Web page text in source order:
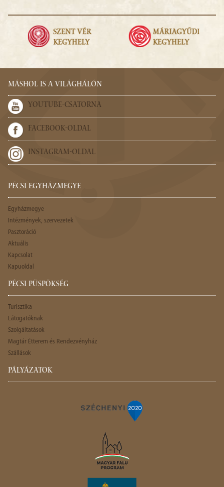
MÁSHOL IS A VILÁGHÁLÓN
YOUTUBE-CSATORNA
FACEBOOK-OLDAL
INSTAGRAM-OLDAL
PÉCSI EGYHÁZMEGYE
Egyházmegye
Intézmények, szervezetek
Pasztoráció
Aktuális
Kapcsolat
Kapuoldal
PÉCSI PÜSPÖKSÉG
Turisztika
Látogatóknak
Szolgáltatások
Magtár Étterem és Rendezvényház
Szállások
PÁLYÁZATOK